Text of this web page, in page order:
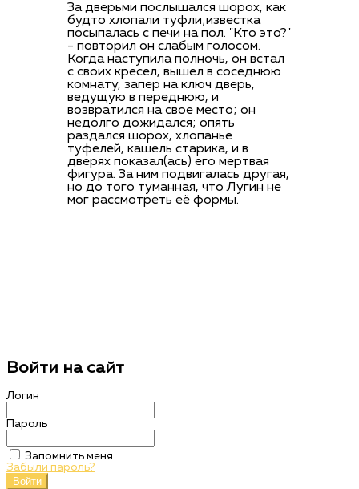
За дверьми послышался шорох, как
будто хлопали туфли;известка
посыпалась с печи на пол. "Кто это?"
- повторил он слабым голосом.
Когда наступила полночь, он встал
с своих кресел, вышел в соседнюю
комнату, запер на ключ дверь,
ведущую в переднюю, и
возвратился на свое место; он
недолго дожидался; опять
раздался шорох, хлопанье
туфелей, кашель старика, и в
дверях показал(ась) его мертвая
фигура. За ним подвигалась другая,
но до того туманная, что Лугин не
мог рассмотреть её формы.
Войти на сайт
Логин
Пароль
Запомнить меня
Забыли пароль?
Войти